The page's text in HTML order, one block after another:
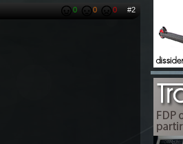
0 0 0 #2